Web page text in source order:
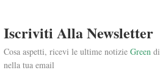
Iscriviti Alla Newsletter
Cosa aspetti, ricevi le ultime notizie Green
nella tua email